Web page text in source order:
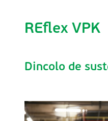
REflex VPK
Dincolo de